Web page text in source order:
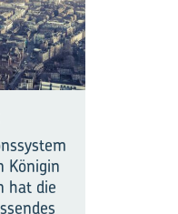
Königin
hat die